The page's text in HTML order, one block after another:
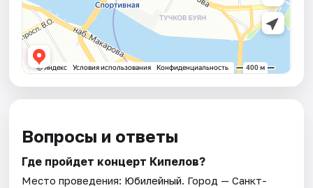
Вопросы и ответы
Где пройдет концерт Кипелов?
Место проведения: Юбилейный. Город — Санкт-